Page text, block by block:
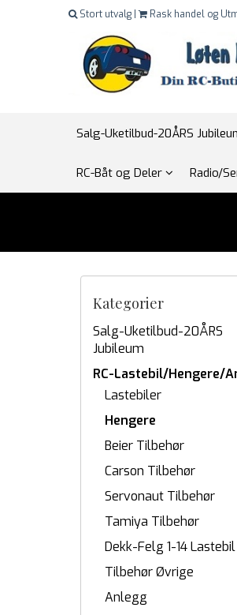
Stort utvalg | Rask handel og
Salg-Uketilbud-20ÅRS
RC-Båt og Deler Radio/
Kategorier
Salg-Uketilbud-20ÅRS
Jubileum
RC-Lastebil/Hengere/
Lastebiler
Hengere
Beier Tilbehør
Carson Tilbehør
Servonaut Tilbehør
Tamiya Tilbehør
Dekk-Felg 1-14 Lastebil
Tilbehør Øvrige
Anlegg